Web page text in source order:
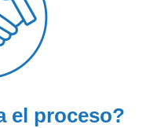
el proceso?